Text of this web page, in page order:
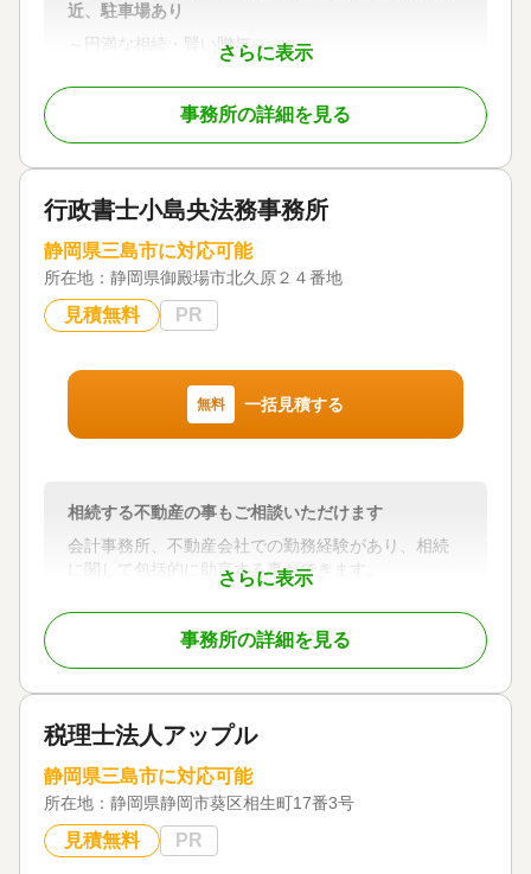
さらに表示
近、駐車場あり
～円満な相続・賢い贈与～
自分の財産がどれくらいあるのかを把握し、それを
ご家族様方に引き継がせたいと考えたとき、相続税
や贈与税がかかることをご存じでしょうか。
ても、どれくらいの税金がかかるのか、どのような
なことではありません。また、何から手を付けてよ
いかが分からない方が大半と思われます。
円満な相続や、賢い贈与のためには事前の準備が不
当事務所では、これらの実現に向けて以下のご相談
・財産分析、税金計算上での評価額や財産分割のシ
ミュレーション
・遺言書の作成
・土地活用、その他特例の活用
・面談、戸籍情報等による相続人等の把握
続
・ケースに応じたシミュレーションによる相続財産
の配分や税額の把握
・遺産分割協議後の法的書類の整備
事務所の詳細を見る
行政書士小島央法務事務所
静岡県三島市に対応可能
所在地： 静岡県御殿場市北久原２４番地
見積無料 PR
無料 一括見積する
さらに表示
相続する不動産の事もご相談いただけます
会計事務所、不動産会社での勤務経験があり、相続
に関して包括的に助言する事ができます。
遺言書 / 遺産分割 / 相続財産調査 / 相続手続き / 銀行
手続き / 戸籍収集 / 相続人調査
事務所の詳細を見る
税理士法人アップル
静岡県三島市に対応可能
所在地： 静岡県静岡市葵区相生町17番3号
見積無料 PR